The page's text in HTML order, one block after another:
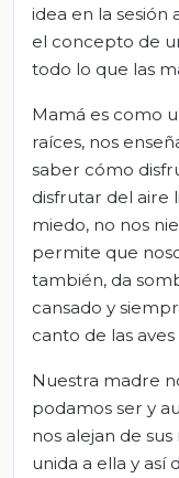
idea en la
el concepto de
todo lo que las
Mamá es como
raíces, nos
saber cómo
disfrutar del aire
miedo, no nos
permite que
también, da
cansado y
canto de las
Nuestra madre
podamos ser y
nos alejan de
unida a ella y así